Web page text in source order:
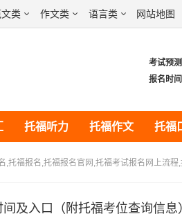
类 作文类 语言类 网站地图
考试预测
报名时间
托福写
托福听力 托福作文 托福
,托福报名,托福报名官网,托福考试报名网上流
及入口（附托福考位查询信息